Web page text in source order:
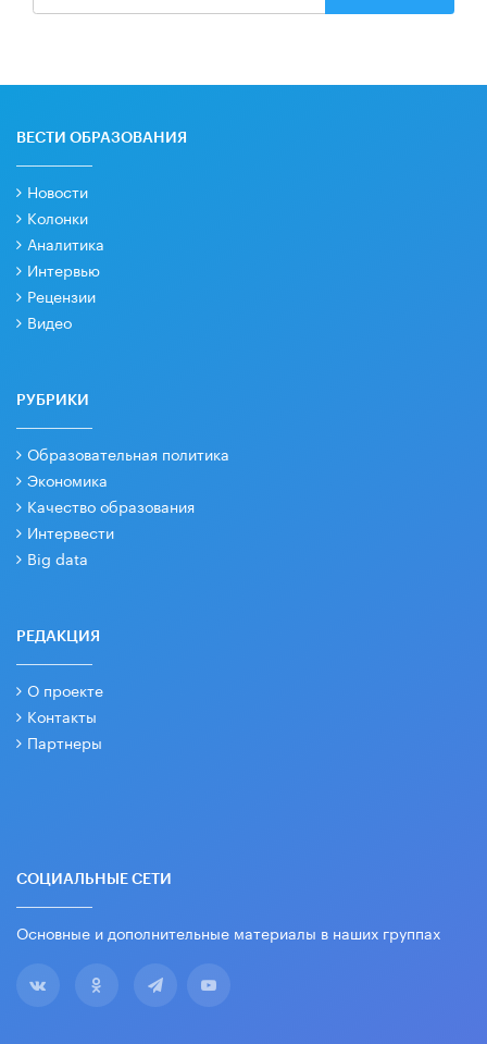
ВЕСТИ ОБРАЗОВАНИЯ
Новости
Колонки
Аналитика
Интервью
Рецензии
Видео
РУБРИКИ
Образовательная политика
Экономика
Качество образования
Интервести
Big data
РЕДАКЦИЯ
О проекте
Контакты
Партнеры
СОЦИАЛЬНЫЕ СЕТИ
Основные и дополнительные материалы в наших группах